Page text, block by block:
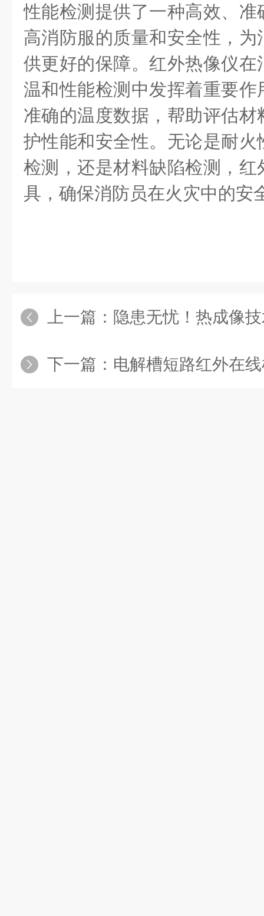
性能检测提供了一种高效、
高消防服的质量和安全性，
供更好的保障。红外热像仪在
温和性能检测中发挥着重要
准确的温度数据，帮助评估
护性能和安全性。无论是耐
检测，还是材料缺陷检测，
具，确保消防员在火灾中的安
上一篇： 隐患无忧！热成像技术为危
下一篇： 电解槽短路红外在